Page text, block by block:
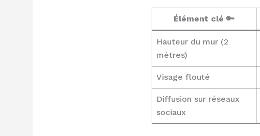
Élément clé 🔑
Hauteur du mur (2
mètres)
Visage flouté
Diffusion sur réseaux
sociaux